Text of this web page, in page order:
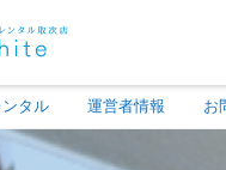
ンタル 運営者情報 お